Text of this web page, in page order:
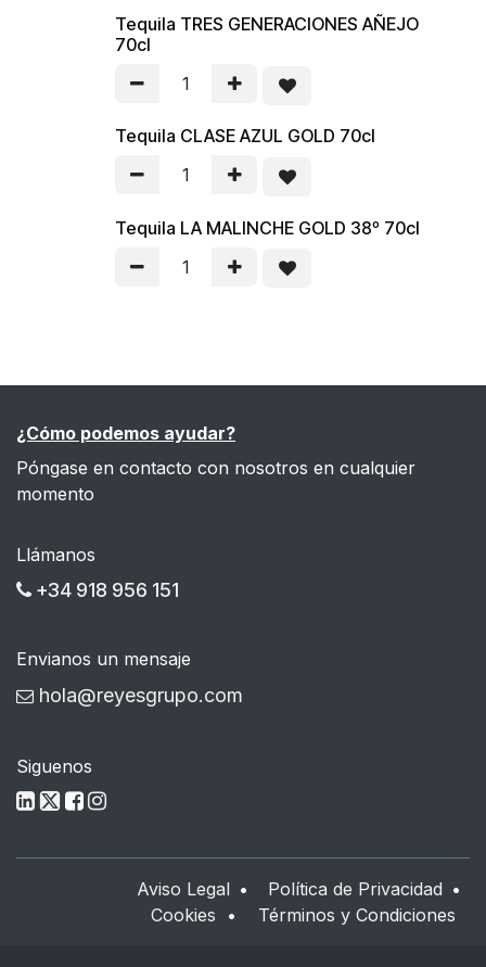
Tequila TRES GENERACIONES AÑEJO
70cl
Tequila CLASE AZUL GOLD 70cl
Tequila LA MALINCHE GOLD 38º 70cl
¿Cómo podemos ayudar?
Póngase en contacto con nosotros en cualquier
momento
Llámanos
+34 918 956 151
Envianos un mensaje
hola@reyesgrupo.com
Siguenos
Aviso Legal • Política de Privacidad •
Cookies • Términos y Condiciones